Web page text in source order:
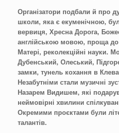
Організатори подбали й про
школи, яка є екуменічною,
вервиця, Хресна Дорога,
англійською мовою, проща
Матері, реколекційні науки.
Дубенський, Олеський,
замки, тунель кохання в
Незабутніми стали музичні
Назарем Видишем, які
неймовірні хвилини
Окремими проєктами були
талантів.